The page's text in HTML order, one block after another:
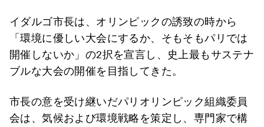
イダルゴ市長は、オリンピックの誘致の時から
「環境に優しい大会にするか、そもそもパリでは
開催しないか」の2択を宣言し、史上最もサステナ
ブルな大会の開催を目指してきた。
市長の意を受け継いだパリオリンピック組織委員
会は、気候および環境戦略を策定し、専門家で構